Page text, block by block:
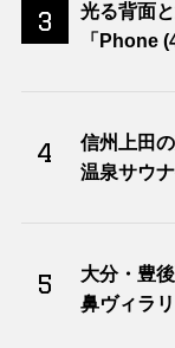
3
光る背面
「Phone
4
信州上田
温泉サウ
5
大分・豊
鼻ヴィラ